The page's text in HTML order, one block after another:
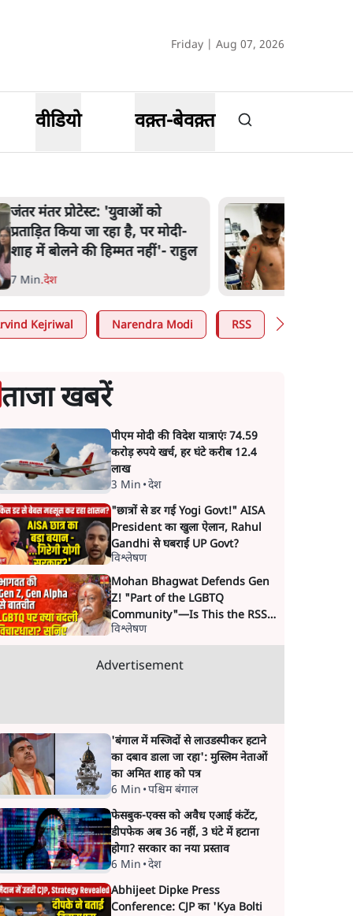
Friday | Aug 07, 2026
वीडियो वक़्त-बेवक़्त
जंतर मंतर प्रोटेस्ट: 'युवाओं को
प्रताड़ित किया जा रहा है, पर मोदी-
शाह में बोलने की हिम्मत नहीं'- राहुल
7 Min.देश
Kejriwal Narendra Modi RSS
ताजा खबरें
पीएम मोदी की विदेश यात्राएंः 74.59
करोड़ रुपये खर्च, हर घंटे करीब 12.4
लाख
3 Min •देश
"छात्रों से डर गई Yogi Govt!" AISA
President का खुला ऐलान, Rahul
Gandhi से घबराई UP Govt?
विश्लेषण
Mohan Bhagwat Defends Gen
Z! "Part of the LGBTQ
Community"—Is This the RSS's
New Move?
विश्लेषण
Advertisement
'बंगाल में मस्जिदों से लाउडस्पीकर हटाने
का दबाव डाला जा रहा': मुस्लिम नेताओं
का अमित शाह को पत्र
6 Min •पश्चिम बंगाल
फेसबुक-एक्स को अवैध एआई कंटेंट,
डीपफेक अब 36 नहीं, 3 घंटे में हटाना
होगा? सरकार का नया प्रस्ताव
6 Min •देश
Abhijeet Dipke Press
Conference: CJP का 'Kya Bolti